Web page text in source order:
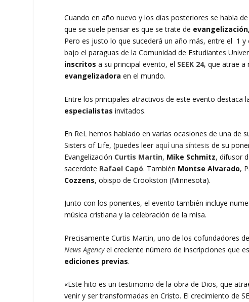
Cuando en año nuevo y los días posteriores se habla
que se suele pensar es que se trate de
Pero es justo lo que sucederá un año más, entre el 1
bajo el paraguas de la Comunidad de Estudiantes
inscritosa su principal evento, el SEEK 24, que atrae a
evangelizadora en el mundo.
Entre los principales atractivos de este evento destaca
especialistas invitados.
En ReL hemos hablado en varias ocasiones de una de
Sisters of Life, (puedes leeraquí una síntesis de su
Evangelización Curtis Martin, Mike Schmitz, difusor
sacerdote Rafael Capó. También Montse Alvarado,
Cozzens, obispo de Crookston (Minnesota).
Junto con los ponentes, el evento también incluye
música cristiana y la celebración de la misa.
Precisamente Curtis Martin, uno de los cofundadores
News Agencyel creciente número de inscripciones que
ediciones previas.
«Este hito es un testimonio de la obra de Dios, que
venir y ser transformadas en Cristo. El crecimiento de